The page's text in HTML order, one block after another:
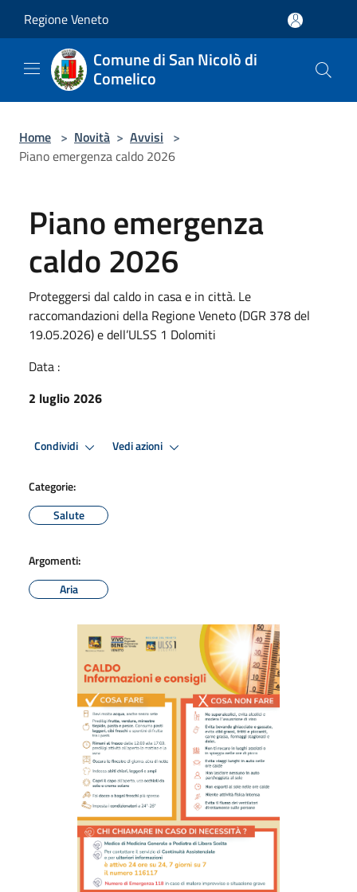
Regione Veneto
Comune di San Nicolò di
Comelico
Home > Novità > Avvisi >
Piano emergenza caldo 2026
Piano emergenza
caldo 2026
Proteggersi dal caldo in casa e in città. Le
raccomandazioni della Regione Veneto (DGR 378 del
19.05.2026) e dell’ULSS 1 Dolomiti
Data :
2 luglio 2026
Condividi Vedi azioni
Categorie:
Salute
Argomenti:
Aria